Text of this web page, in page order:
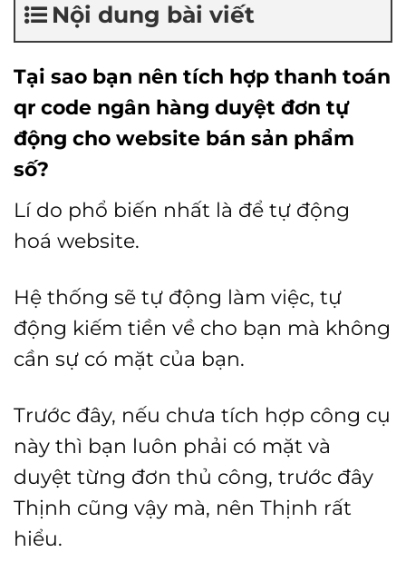
Nội dung bài viết
Tại sao bạn nên tích hợp thanh toán
qr code ngân hàng duyệt đơn tự
động cho website bán sản phẩm
số?
Lí do phổ biến nhất là để tự động
hoá website.
Hệ thống sẽ tự động làm việc, tự
động kiếm tiền về cho bạn mà không
cần sự có mặt của bạn.
Trước đây, nếu chưa tích hợp công cụ
này thì bạn luôn phải có mặt và
duyệt từng đơn thủ công, trước đây
Thịnh cũng vậy mà, nên Thịnh rất
hiểu.